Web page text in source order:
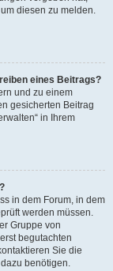
diesen zu melden.
eines Beitrags?
und zu einem
gesicherten Beitrag
in Ihrem
in dem Forum, in dem
werden müssen.
Gruppe von
begutachten
Sie die
benötigen.